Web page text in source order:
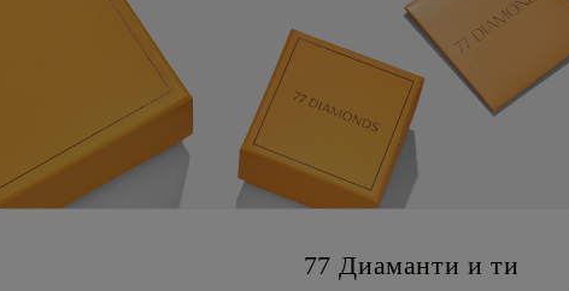
77 Диаманти и ти